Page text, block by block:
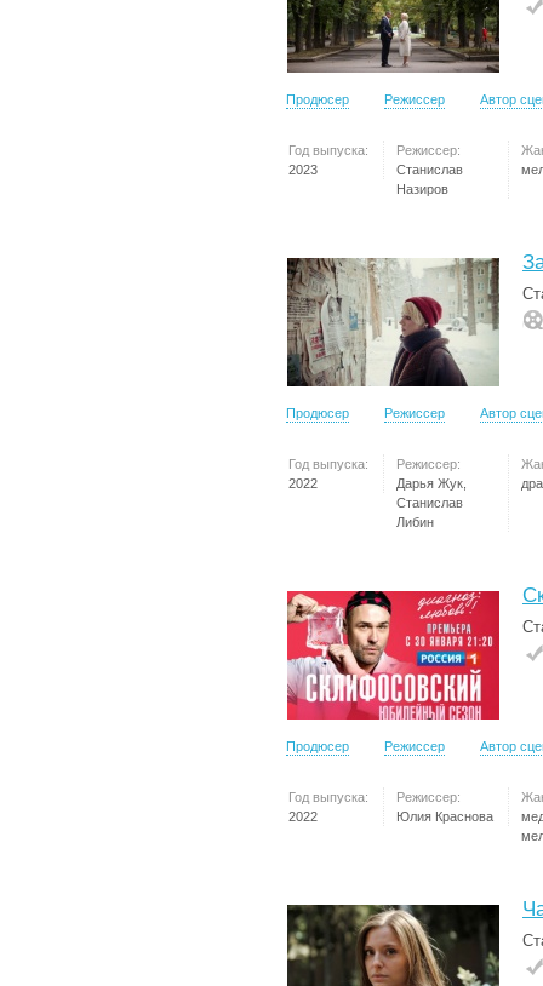
Продюсер Режиссер Автор
Год выпуска:
2023
Режиссер:
Станислав
Назиров
Продюсер Режиссер Автор
Год выпуска:
2022
Режиссер:
Дарья Жук,
Станислав
Либин
Продюсер Режиссер Автор
Год выпуска:
2022
Режиссер:
Юлия Краснова